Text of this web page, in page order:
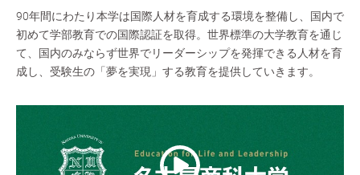
90年間にわたり本学は国際人材を育成する環境を整備し、国内で
初めて学部教育での国際認証を取得。世界標準の大学教育を通じ
て、国内のみならず世界でリーダーシップを発揮できる人材を育
成し、受験生の「夢を実現」する教育を提供していきます。